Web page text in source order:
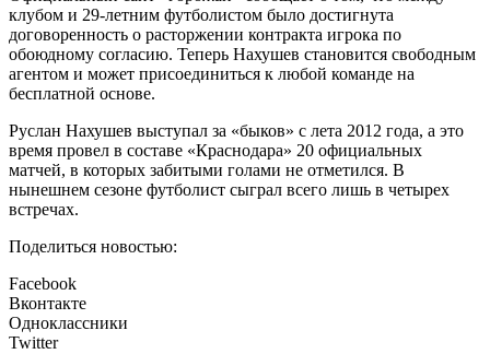
клубом и 29-летним футболистом было достигнута
договоренность о расторжении контракта игрока по
обоюдному согласию. Теперь Нахушев становится свободным
агентом и может присоединиться к любой команде на
бесплатной основе.
Руслан Нахушев выступал за «быков» с лета 2012 года, а это
время провел в составе «Краснодара» 20 официальных
матчей, в которых забитыми голами не отметился. В
нынешнем сезоне футболист сыграл всего лишь в четырех
встречах.
Поделиться новостью:
Facebook
Вконтакте
Одноклассники
Twitter